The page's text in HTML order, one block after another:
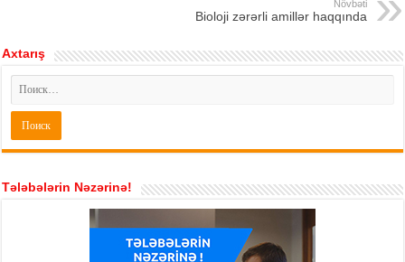
Növbəti
Bioloji zərərli amillər haqqında
Axtarış
Tələbələrin Nəzərinə!